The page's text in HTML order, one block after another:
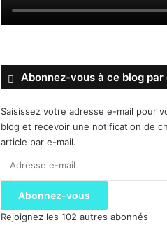
Abonnez-vous à ce blog par
Saisissez votre adresse e-mail pour
blog et recevoir une notification de
article par e-mail.
e-
Abonnez-vous
Rejoignez les 102 autres abonnés